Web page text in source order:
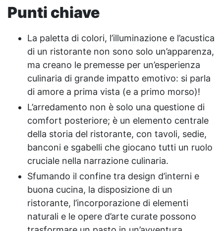
Punti chiave
La paletta di colori, l’illuminazione e l’acustica
di un ristorante non sono solo un’apparenza,
ma creano le premesse per un’esperienza
culinaria di grande impatto emotivo: si parla
di amore a prima vista (e a primo morso)!
L’arredamento non è solo una questione di
comfort posteriore; è un elemento centrale
della storia del ristorante, con tavoli, sedie,
banconi e sgabelli che giocano tutti un ruolo
cruciale nella narrazione culinaria.
Sfumando il confine tra design d’interni e
buona cucina, la disposizione di un
ristorante, l’incorporazione di elementi
naturali e le opere d’arte curate possono